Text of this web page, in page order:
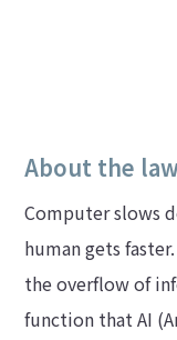
About the
Computer slows
human gets
the overflow of
function that AI